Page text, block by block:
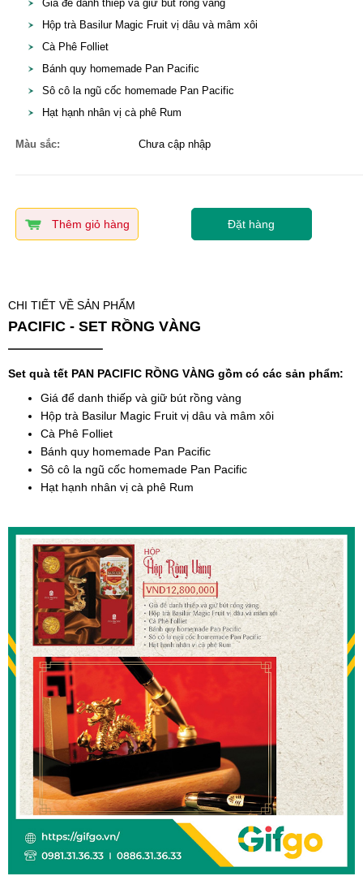
Giá để danh thiếp và giữ bút rồng vàng
Hộp trà Basilur Magic Fruit vị dâu và mâm xôi
Cà Phê Folliet
Bánh quy homemade Pan Pacific
Sô cô la ngũ cốc homemade Pan Pacific
Hạt hạnh nhân vị cà phê Rum
Màu sắc: Chưa cập nhập
Thêm giỏ hàng Đặt hàng
CHI TIẾT VỀ SẢN PHẨM
PACIFIC - SET RỒNG VÀNG
Set quà tết PAN PACIFIC RỒNG VÀNG gồm có các sản phẩm:
Giá để danh thiếp và giữ bút rồng vàng
Hộp trà Basilur Magic Fruit vị dâu và mâm xôi
Cà Phê Folliet
Bánh quy homemade Pan Pacific
Sô cô la ngũ cốc homemade Pan Pacific
Hạt hạnh nhân vị cà phê Rum